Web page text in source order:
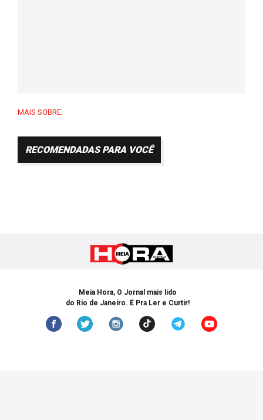
MAIS SOBRE:
RECOMENDADAS PARA VOCÊ
Meia Hora, O Jornal mais lido
do Rio de Janeiro. É Pra Ler e Curtir!